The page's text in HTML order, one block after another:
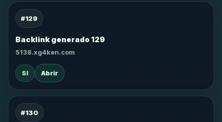
#129
Backlink generado 129
5138.xg4ken.com
SI Abrir
#130